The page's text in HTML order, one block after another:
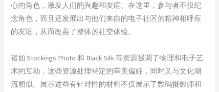
心的角色，激发人们的兴趣和友谊。在这里，参与者不仅纪
念角色，而且还发展出与他们来自的电子社区的精神相呼应
的友谊，从而改善了整体的社交体验。
诸如 Stockings Photo 和 Black Silk 等资源强调了物理和电子艺
术的互动，这些资源处理特定的审美偏好，同时又与文化潮
流相似。展示这些有针对性的材料不仅展示了数码摄影师和